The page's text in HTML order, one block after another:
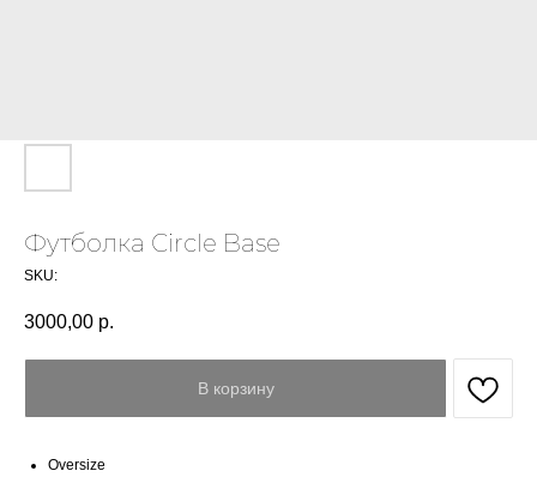
Футболка Circle Base
SKU:
3000,00 р.
В корзину
Oversize